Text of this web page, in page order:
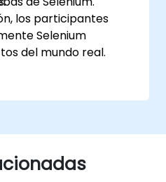
los participantes
Selenium
del mundo real.